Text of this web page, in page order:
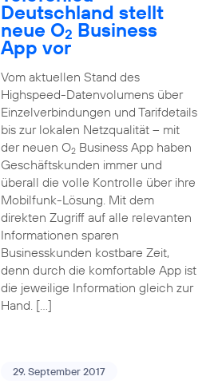
Deutschland stellt
neue O2 Business
App vor
Vom aktuellen Stand des
Highspeed-Datenvolumens über
Einzelverbindungen und Tarifdetails
bis zur lokalen Netzqualität – mit
der neuen O2Business App haben
Geschäftskunden immer und
überall die volle Kontrolle über ihre
Mobilfunk-Lösung. Mit dem
direkten Zugriff auf alle relevanten
Informationen sparen
Businesskunden kostbare Zeit,
denn durch die komfortable App ist
die jeweilige Information gleich zur
Hand. […]
29. September 2017